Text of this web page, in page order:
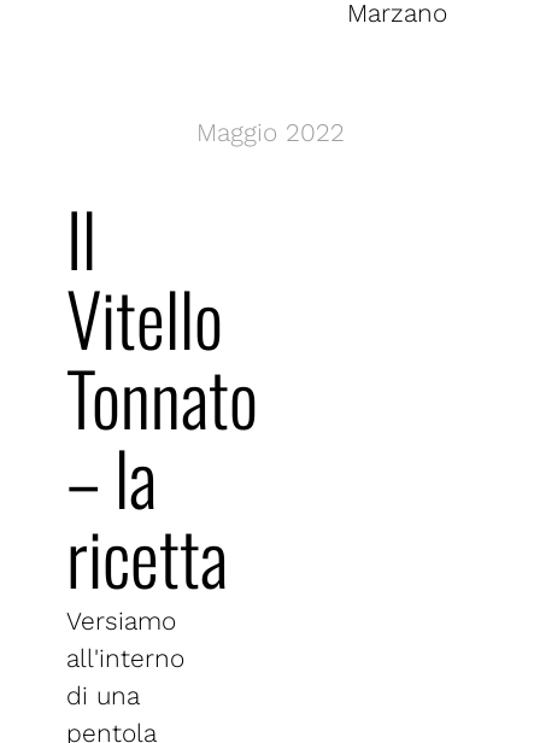
Marzano
Maggio 2022
Il
Vitello
Tonnato
– la
ricetta
Versiamo
all'interno
di una
pentola